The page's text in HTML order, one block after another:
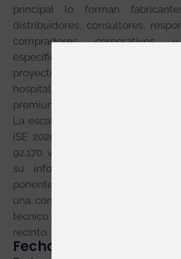
principal lo forman
distribuidores, consultores,
compradores
especificacion que buscan
proyectos reales en corporate,
hospitality, transporte,
premium y entretenimiento.
La escala del evento explica su
ISE 2026, la organizacion
92.170 visitantes y 1.751
su informe oficial de
ponentes. Para una marca
una combinacion dificil de
tecnico y capacidad de
recinto.
Fechas y sede de ISE